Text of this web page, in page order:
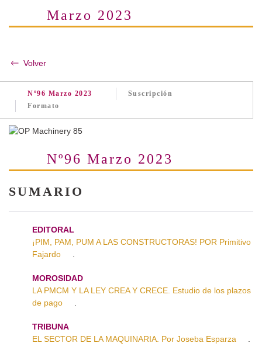
Marzo 2023
Volver
Nº96 Marzo 2023
Suscripción
Formato
Nº96 Marzo 2023
SUMARIO
EDITORAL
¡PIM, PAM, PUM A LAS CONSTRUCTORAS! POR Primitivo
Fajardo
MOROSIDAD
LA PMCM Y LA LEY CREA Y CRECE. Estudio de los plazos
de pago
TRIBUNA
EL SECTOR DE LA MAQUINARIA. Por Joseba Esparza